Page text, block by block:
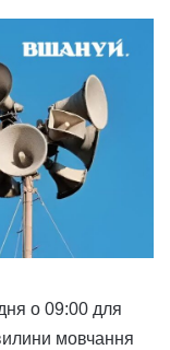
о 09:00 для
мовчання